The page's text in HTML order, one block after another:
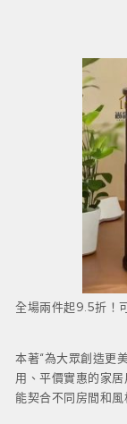
全場兩件起9.5折！
本著“為大眾創造更
用、平價實惠的家
能契合不同房間和